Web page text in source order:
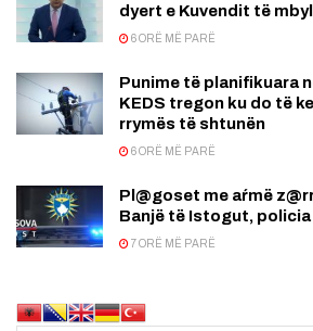
dyert e Kuvendit të
6 ORË MË PARË
Punime të planifikuara
KEDS tregon ku do të
rrymës të shtunën
6 ORË MË PARË
Pl@goset me aŕmë
Banjë të Istogut,
7 ORË MË PARË